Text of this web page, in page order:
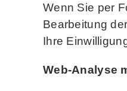
Wenn Sie per
Bearbeitung
Ihre
Web-Analyse